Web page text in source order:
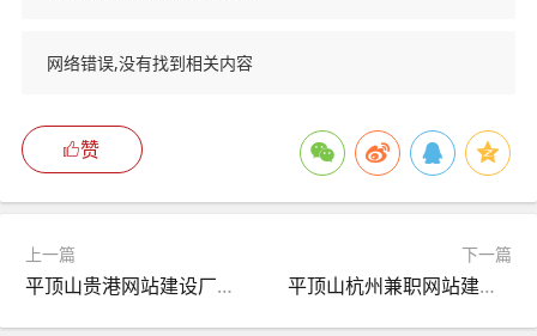
网络错误,没有找到相关内容
赞
上一篇
平顶山贵港网站建设厂（广西贵港网站）
下一篇
平顶山杭州兼职网站建设（杭州兼职网oc）